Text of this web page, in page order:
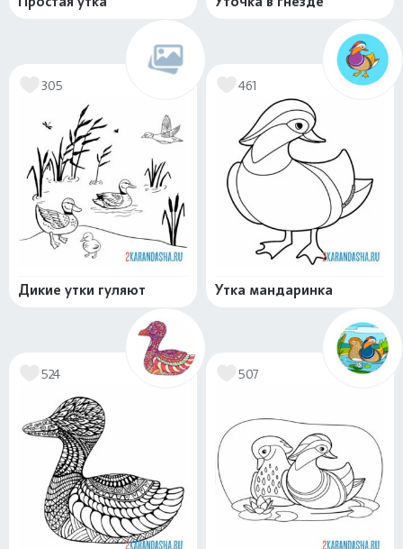
305
Дикие утки гуляют
461
Утка мандаринка
524 507